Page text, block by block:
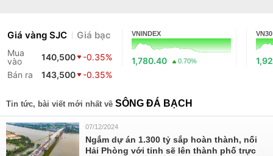
Giá vàng SJC Giá bạc
Mua
vào
140,500
-0.35%
Bán ra
143,500 -0.35%
VNINDEX
1,780.40 0.70%
VN30
Tin tức, bài viết mới nhất về SÔNG ĐÁ BẠCH
07/12/2024
Ngắm dự án 1.300 tỷ sắp hoàn thành, nối
Hải Phòng với tỉnh sẽ lên thành phố trực